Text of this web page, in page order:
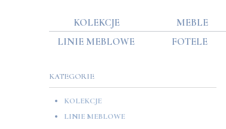
KOLEKCJE MEBLE
LINIE MEBLOWE
FOTELE
KATEGORIE
KOLEKCJE
LINIE MEBLOWE